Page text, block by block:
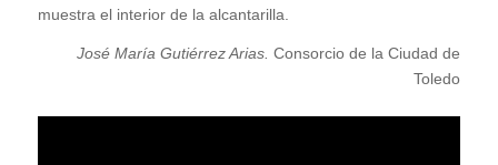
muestra el interior de la alcantarilla.
José María Gutiérrez Arias. Consorcio de la Ciudad de
Toledo